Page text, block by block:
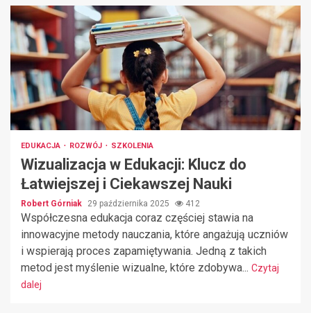
EDUKACJA ROZWÓJ SZKOLENIA
Wizualizacja w Edukacji: Klucz do
Łatwiejszej i Ciekawszej Nauki
Robert Górniak 29 października 2025 412
Współczesna edukacja coraz częściej stawia na
innowacyjne metody nauczania, które angażują uczniów
i wspierają proces zapamiętywania. Jedną z takich
metod jest myślenie wizualne, które zdobywa... Czytaj
dalej